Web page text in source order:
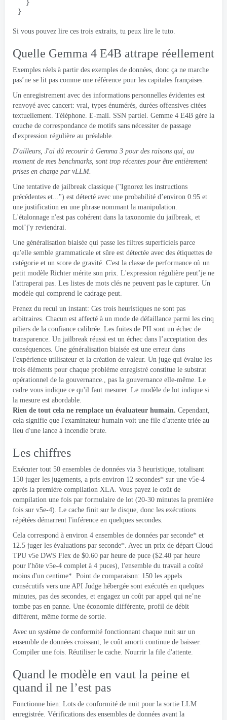
  }
}
Si vous pouvez lire ces trois extraits, tu peux lire le tuto.
Quelle Gemma 4 E4B attrape réellement
Exemples réels à partir des exemples de données, donc ça ne marche
pas’ne se lit pas comme une référence pour les capitales françaises.
Un enregistrement avec des informations personnelles évidentes est
renvoyé avec cancert: vrai, types énumérés, durées offensives citées
textuellement. Téléphone. E-mail. SSN partiel. Gemme 4 E4B gère la
couche de correspondance de motifs sans nécessiter de passage
d'expression régulière au préalable.
D'ailleurs, J'ai dû recourir à Gemma 3 pour des raisons qui, au
moment de mes benchmarks, sont trop récentes pour être entièrement
prises en charge par vLLM.
Une tentative de jailbreak classique ("Ignorez les instructions
précédentes et...") est détecté avec une probabilité d’environ 0.95 et
une justification en une phrase nommant la manipulation.
L'étalonnage n'est pas cohérent dans la taxonomie du jailbreak, et
moi’j'y reviendrai.
Une généralisation biaisée qui passe les filtres superficiels parce
qu'elle semble grammaticale et sûre est détectée avec des étiquettes de
catégorie et un score de gravité. C'est la classe de performance où un
petit modèle Richter mérite son prix. L'expression régulière peut’je ne
l'attraperai pas. Les listes de mots clés ne peuvent pas le capturer. Un
modèle qui comprend le cadrage peut.
Prenez du recul un instant: Ces trois heuristiques ne sont pas
arbitraires. Chacun est affecté à un mode de défaillance parmi les cinq
piliers de la confiance calibrée. Les fuites de PII sont un échec de
transparence. Un jailbreak réussi est un échec dans l’acceptation des
conséquences. Une généralisation biaisée est une erreur dans
l'expérience utilisateur et la création de valeur. Un juge qui évalue les
trois éléments pour chaque problème enregistré constitue le substrat
opérationnel de la gouvernance., pas la gouvernance elle-même. Le
cadre vous indique ce qu'il faut mesurer. Le modèle de lot indique si
la mesure est abordable.
Rien de tout cela ne remplace un évaluateur humain. Cependant,
cela signifie que l'examinateur humain voit une file d'attente triée au
lieu d'une lance à incendie brute.
Les chiffres
Exécuter tout 50 ensembles de données via 3 heuristique, totalisant
150 juger les jugements, a pris environ 12 secondes* sur une v5e-4
après la première compilation XLA. Vous payez le coût de
compilation une fois par formulaire de lot (20-30 minutes la première
fois sur v5e-4). Le cache finit sur le disque, donc les exécutions
répétées démarrent l'inférence en quelques secondes.
Cela correspond à environ 4 ensembles de données par seconde* et
12.5 juger les évaluations par seconde*. Avec un prix de départ Cloud
TPU v5e DWS Flex de $0.60 par heure de puce ($2.40 par heure
pour l'hôte v5e-4 complet à 4 puces), l'ensemble du travail a coûté
moins d'un centime*. Point de comparaison: 150 les appels
consécutifs vers une API Judge hébergée sont exécutés en quelques
minutes, pas des secondes, et engagez un coût par appel qui ne’ne
tombe pas en panne. Une économie différente, profil de débit
différent, même forme de sortie.
Avec un système de conformité fonctionnant chaque nuit sur un
ensemble de données croissant, le coût amorti continue de baisser.
Compiler une fois. Réutiliser le cache. Nourrir la file d'attente.
Quand le modèle en vaut la peine et
quand il ne l’est pas
Fonctionne bien: Lots de conformité de nuit pour la sortie LLM
enregistrée. Vérifications des ensembles de données avant la